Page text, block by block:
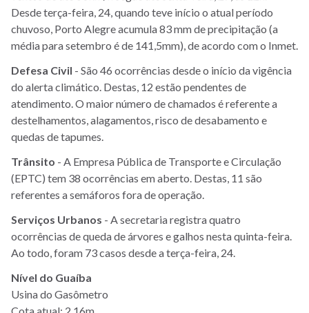
Desde terça-feira, 24, quando teve início o atual período
chuvoso, Porto Alegre acumula 83 mm de precipitação (a
média para setembro é de 141,5mm), de acordo com o Inmet.
Defesa Civil - São 46 ocorrências desde o início da vigência
do alerta climático. Destas, 12 estão pendentes de
atendimento. O maior número de chamados é referente a
destelhamentos, alagamentos, risco de desabamento e
quedas de tapumes.
Trânsito - A Empresa Pública de Transporte e Circulação
(EPTC) tem 38 ocorrências em aberto. Destas, 11 são
referentes a semáforos fora de operação.
Serviços Urbanos - A secretaria registra quatro
ocorrências de queda de árvores e galhos nesta quinta-feira.
Ao todo, foram 73 casos desde a terça-feira, 24.
Nível do Guaíba
Usina do Gasômetro